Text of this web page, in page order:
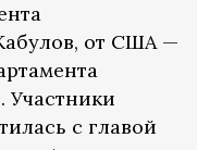
от США —
Участники
с главой